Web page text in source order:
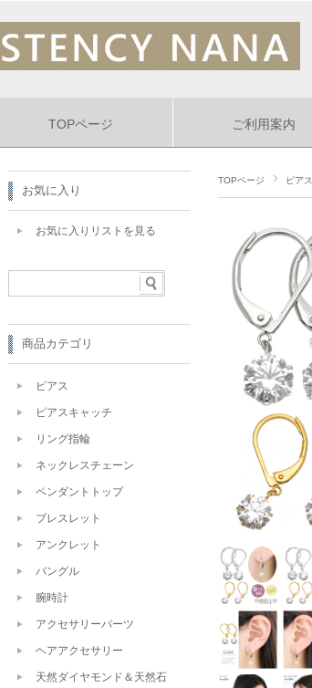
TOPページ ご利用案内
TOPページ ピアス
お気に入り
お気に入りリストを見る
商品カテゴリ
ピアス
ピアスキャッチ
リング指輪
ネックレスチェーン
ペンダントトップ
ブレスレット
アンクレット
バングル
腕時計
アクセサリーパーツ
ヘアアクセサリー
天然ダイヤモンド＆天然石